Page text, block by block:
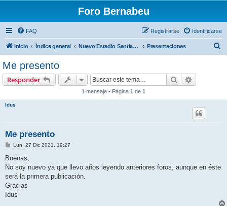
Foro Bernabeu
FAQ Identificarse
Registrarse
Inicio Índice general Nuevo Estadio Santiago Bernabéu Presentaciones
Me presento
Responder Buscar
1 mensaje • Página 1 de 1
Idus
Me presento
M
n
a
j
Lun, 27 Dic 2021, 19:27
Buenas,
No soy nuevo ya que llevo años leyendo anteriores foros, aunque en éste
será la primera publicación.
Gracias
Idus